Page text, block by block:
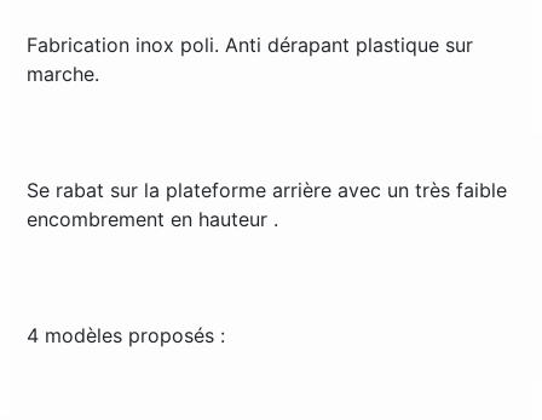
Fabrication inox poli. Anti dérapant plastique sur
marche.
Se rabat sur la plateforme arrière avec un très faible
encombrement en hauteur .
4 modèles proposés :